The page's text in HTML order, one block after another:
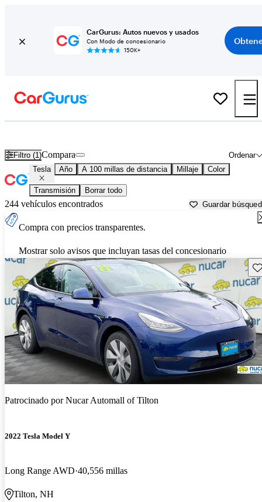
CarGurus: Autos nuevos y usados
Con Modo de concesionario
150K+
Filtro (1) Ordenar
Compara
Tesla Año A 100 millas de distancia Millaje Color
Transmisión Borrar todo
244 vehículos encontrados Guardar
Compra con precios transparentes.
Mostrar solo avisos que incluyan tasas del concesionario
Patrocinado porNucar Automall of Tilton
2022 Tesla Model Y
Long Range AWD 40,556 millas
Tilton, NH